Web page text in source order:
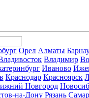
Орел Алматы
Владимир
Иваново
Краснодар Красноярск
Новгород
на-Дону Рязань